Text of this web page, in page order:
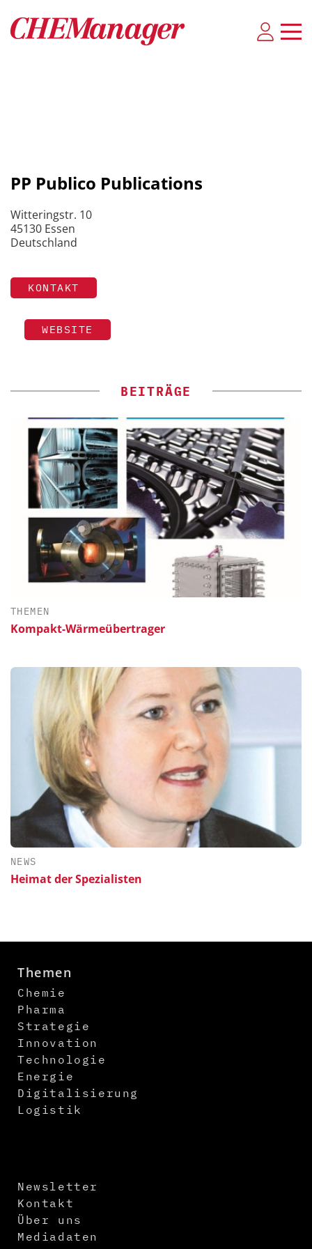
PP Publico Publications
Witteringstr. 10
45130 Essen
Deutschland
KONTAKT
WEBSITE
BEITRÄGE
THEMEN
Kompakt-Wärmeübertrager
NEWS
Heimat der Spezialisten
Themen
Chemie
Pharma
Strategie
Innovation
Technologie
Energie
Digitalisierung
Logistik
Newsletter
Kontakt
Über uns
Mediadaten